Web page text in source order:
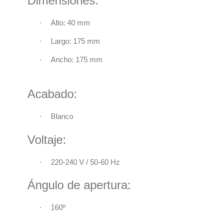
· Alto: 40 mm
· Largo: 175 mm
· Ancho: 175 mm
Acabado:
· Blanco
Voltaje:
· 220-240 V / 50-60 Hz
Ángulo de apertura:
· 160º